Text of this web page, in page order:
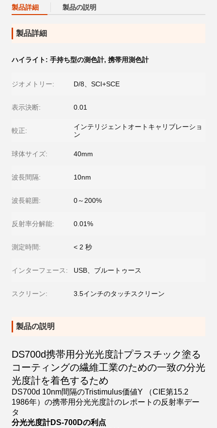
製品詳細 製品の説明
製品詳細
ハイライト: 手持ち型の測色計, 携帯用測色計
ジオメトリー: D/8、SCI+SCE
表示決断: 0.01
較正:
インテリジェントオートキャリブレーショ
ン
球体サイズ: 40mm
波長間隔: 10nm
波長範囲: 0～200%
反射率分解能: 0.01%
測定時間: < 2 秒
インターフェース: USB、ブルートゥース
スクリーン: 3.5インチのタッチスクリーン
製品の説明
DS700d携帯用分光光度計プラスチック塗る
コーティングの繊維工業のための一致の分光
光度計を着色するため
DS700d 10nm間隔のTristimulus価値Y （CIE第15.2
1986年）の携帯用分光光度計のレポートの反射率デー
タ
分光光度計DS-700Dの利点